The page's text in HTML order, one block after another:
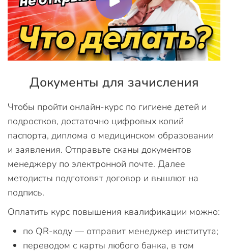
Документы для зачисления
Чтобы пройти онлайн-курс по гигиене детей и
подростков, достаточно цифровых копий
паспорта, диплома о медицинском образовании
и заявления. Отправьте сканы документов
менеджеру по электронной почте. Далее
методисты подготовят договор и вышлют на
подпись.
Оплатить курс повышения квалификации можно:
по QR-коду — отправит менеджер института;
переводом с карты любого банка, в том